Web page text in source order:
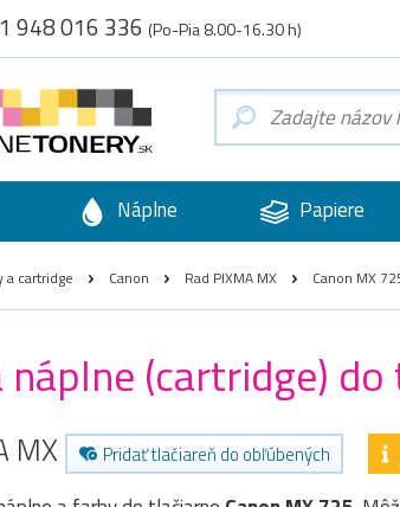
948 016 336 (Po-Pia 8.00-16.30 h)
Náplne Papiere
a cartridge Canon Rad PIXMA MX Canon MX
náplne (cartridge)
MX Pridať tlačiareň do obľúbených